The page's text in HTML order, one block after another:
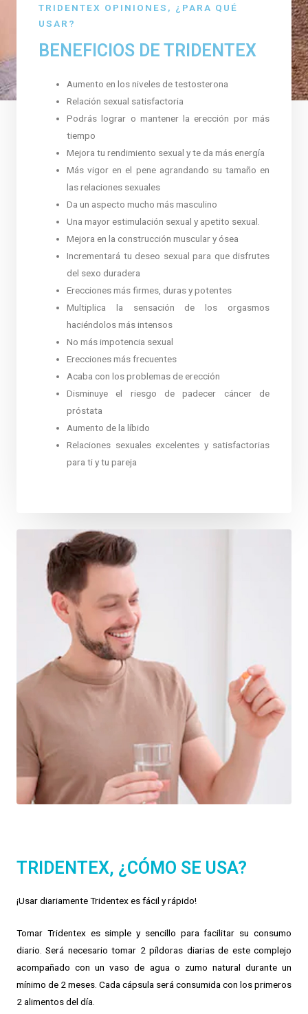
TRIDENTEX OPINIONES, ¿PARA QUÉ
USAR?
BENEFICIOS DE TRIDENTEX
Aumento en los niveles de testosterona
Relación sexual satisfactoria
Podrás lograr o mantener la erección por más
tiempo
Mejora tu rendimiento sexual y te da más energía
Más vigor en el pene agrandando su tamaño en
las relaciones sexuales
Da un aspecto mucho más masculino
Una mayor estimulación sexual y apetito sexual.
Mejora en la construcción muscular y ósea
Incrementará tu deseo sexual para que disfrutes
del sexo duradera
Erecciones más firmes, duras y potentes
Multiplica la sensación de los orgasmos
haciéndolos más intensos
No más impotencia sexual
Erecciones más frecuentes
Acaba con los problemas de erección
Disminuye el riesgo de padecer cáncer de
próstata
Aumento de la líbido
Relaciones sexuales excelentes y satisfactorias
para ti y tu pareja
TRIDENTEX, ¿CÓMO SE USA?
¡Usar diariamente Tridentex es fácil y rápido!
Tomar Tridentex es simple y sencillo para facilitar su consumo
diario. Será necesario tomar 2 píldoras diarias de este complejo
acompañado con un vaso de agua o zumo natural durante un
mínimo de 2 meses. Cada cápsula será consumida con los primeros
2 alimentos del día.